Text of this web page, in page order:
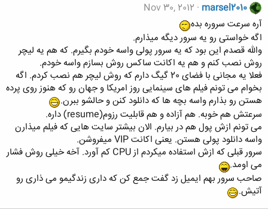
marsel2010
Nov 30, 2012
آره سرعت سروره بده
اگه خواستی رو یه سرور دیگه میذارم.
والله قصدم این بود که یه سرور پولی واسه خودم بگیرم. که هم یه لیچر
روش نصب کنم و هم یه اکانت ساکس روش بسازم واسه خودم.
فعلا یه مجانی با فضای 20 گیگ دارم که روش لیچر هم نصب کردم. اگه
بخوام می تونم فیلم های سینمایی روز امریکا و جهان رو که هنوز روی پرده
هستن رو بذارم واسه بچه ها که دانلود کنن و حالشو ببرن.
سرعتش هم خوبه. هم آزاده و هم قابلیت رزوم(resume) داره.
می تونم ازش پول هم در بیارم. الان بیشتر سایت هایی که فیلم میذارن
واسه دانلود پولی هستن. یعنی اکانت VIP میفروشن.
سرور قبلی که ازش استفاده میکردم از CPU کم آورد. آخه خیلی روش فشار
می اومد.
صاحب سرور بهم ایمیل زد گفت جمع کن که داری زندگیمو می ذاری رو
آتیش.